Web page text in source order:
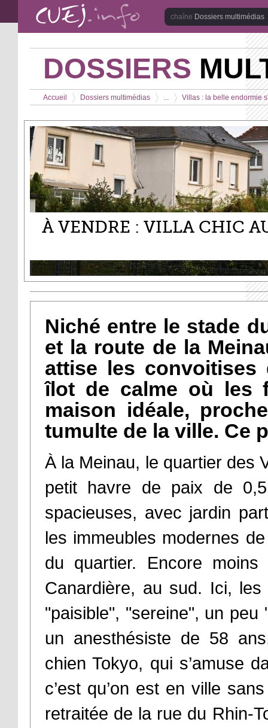
Aller au contenu principal
Dossiers multimédias
DOSSIERS
Vous êtes ici
Accueil
>
Dossiers multimédias
>
...
>
Villas : la belle endormie
À VENDRE : VILLA CHIC
Niché entre le stade
et la route de la
attise les convoitises
îlot de calme où les
maison idéale,
tumulte de la ville. Ce
À la Meinau, le quartier des
petit havre de paix de
spacieuses, avec jardin
les immeubles modernes
du quartier. Encore
Canardière, au sud. Ici, les
"paisible", "sereine", un peu
un anesthésiste de 58
chien Tokyo, qui s’amuse
c’est qu’on est en ville
retraitée de la rue du Rhin-